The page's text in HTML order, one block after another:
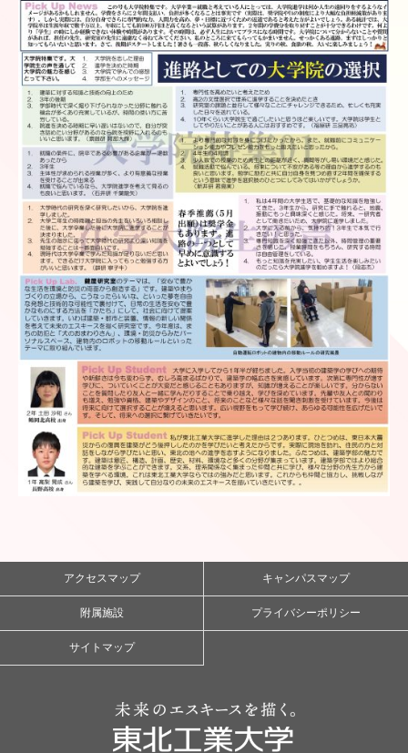
アクセスマップ キャンパスマップ
附属施設 プライバシーポリシー
サイトマップ